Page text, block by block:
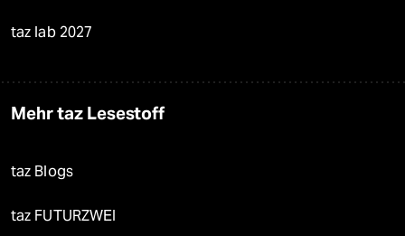
taz lab 2027
Mehr taz Lesestoff
taz Blogs
taz FUTURZWEI